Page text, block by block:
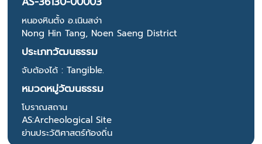
หนองหินตั้ง อ.เนินสง่า
Nong Hin Tang, Noen Saeng District
ประเภทวัฒนธรรม
จับต้องได้ : Tangible.
หมวดหมู่วัฒนธรรม
โบราณสถาน
AS:Archeological Site
ย่านประวัติศาสตร์ท้องถิ่น